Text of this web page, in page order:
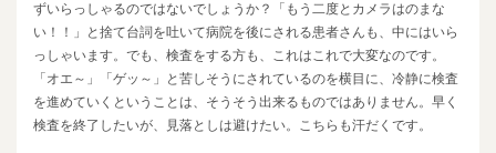
ずいらっしゃるのではないでしょうか？「もう二度とカメラはのまな
い！！」と捨て台詞を吐いて病院を後にされる患者さんも、中にはいら
っしゃいます。でも、検査をする方も、これはこれで大変なのです。
「オエ～」「ゲッ～」と苦しそうにされているのを横目に、冷静に検査
を進めていくということは、そうそう出来るものではありません。早く
検査を終了したいが、見落としは避けたい。こちらも汗だくです。